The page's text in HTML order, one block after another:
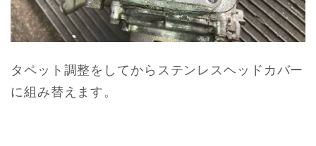
タペット調整をしてからステンレスヘッドカバー
に組み替えます。